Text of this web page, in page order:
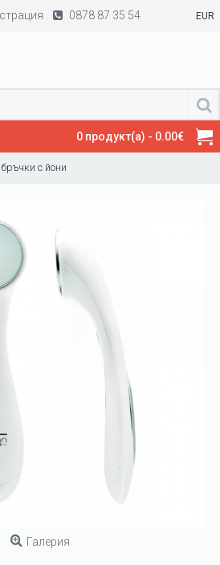
0878 87 35 54 EUR
0 продукт(а) - 0.00€
с йони
Галерия